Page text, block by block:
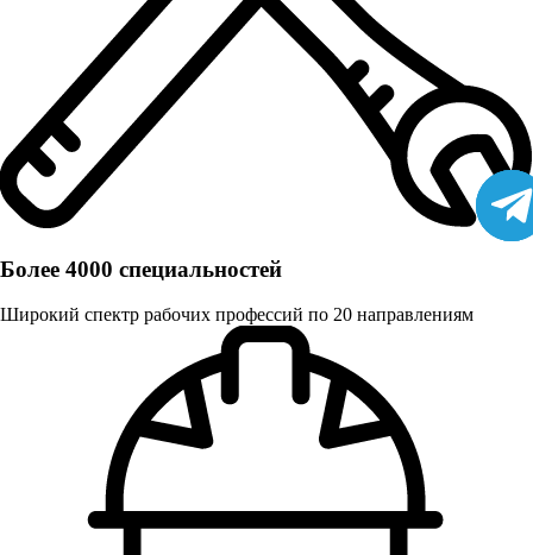
Более 4000 специальностей
Широкий спектр рабочих профессий по 20 направлениям